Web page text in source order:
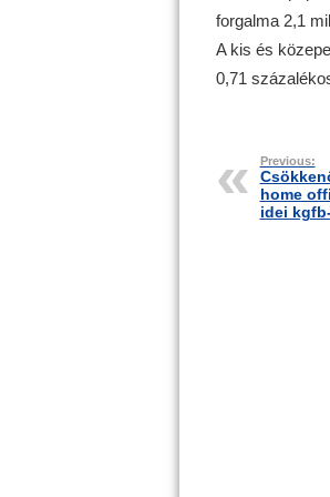
forgalma 2,1
A kis és
0,71
Previous:
home
idei